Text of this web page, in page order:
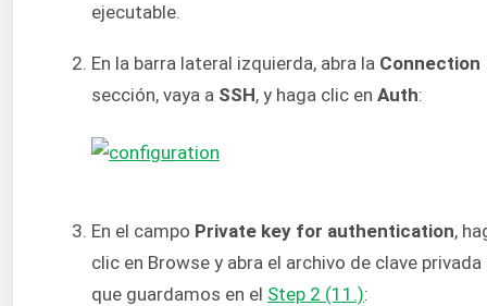
ejecutable.
En la barra lateral izquierda, abra la Connection
sección, vaya a SSH, y haga clic en Auth:
En el campo Private key for authentication,
clic en Browse y abra el archivo de clave privada
que guardamos en el Step 2 (11.):